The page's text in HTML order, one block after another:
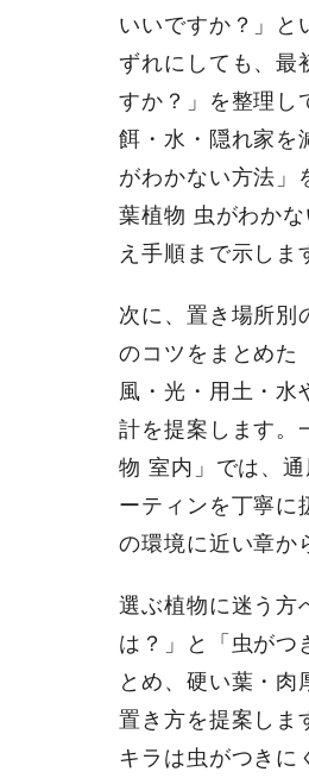
いいですか？」と
ずれにしても、最
すか？」を整理し
餌・水・隠れ家を
がわかない方法」
葉植物 虫がわか
え手順まで示しま
次に、置き場所別
のコツをまとめた
風・光・用土・水
計を提案します。
物 室内」では、
ーティンを丁寧に
の環境に近い章か
選ぶ植物に迷う方
は？」と「虫がつ
とめ、硬い葉・肉
置き方を提案しま
キラは虫がつきに